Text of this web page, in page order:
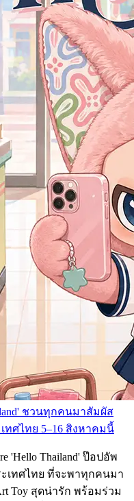
ชวนทุกคนมาสัมผัส
ทศไทย 5–16 สิงหาคมนี้
'Hello Thailand' ป๊อปอัพ
เทศไทย ที่จะพาทุกคนมา
Toy สุดน่ารัก พร้อมร่วม